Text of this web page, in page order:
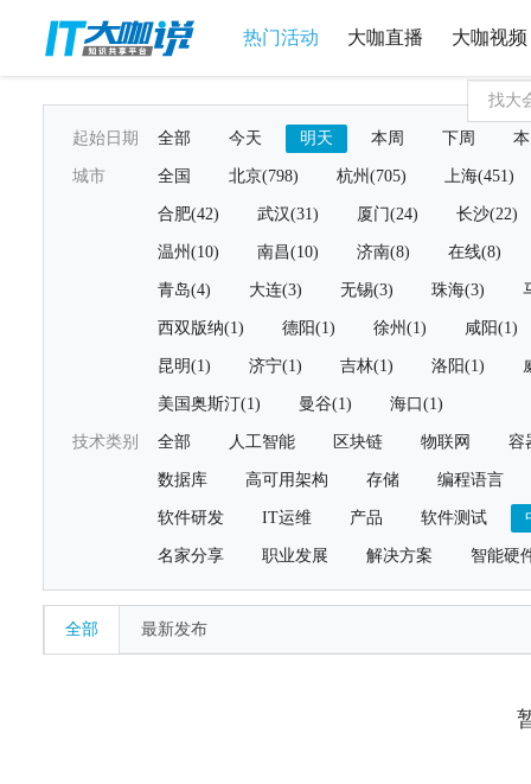
热门活动 大咖直播 大咖视频
起始日期 全部 今天 明天 本周 下周
城市 全国 北京(798) 杭州(705) 上海(451)
合肥(42) 武汉(31) 厦门(24) 长沙(22)
温州(10) 南昌(10) 济南(8) 在线(8)
青岛(4) 大连(3) 无锡(3) 珠海(3)
西双版纳(1) 德阳(1) 徐州(1) 咸阳(1)
昆明(1) 济宁(1) 吉林(1) 洛阳(1)
美国奥斯汀(1) 曼谷(1) 海口(1)
技术类别 全部 人工智能 区块链 物联网 容
数据库 高可用架构 存储 编程语言
软件研发 IT运维 产品 软件测试
名家分享 职业发展 解决方案 智能硬
全部 最新发布